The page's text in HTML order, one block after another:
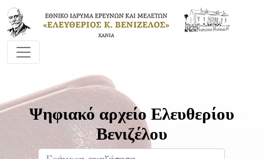
Ψηφιακό αρχείο Ελευθερίου
Βενιζέλου